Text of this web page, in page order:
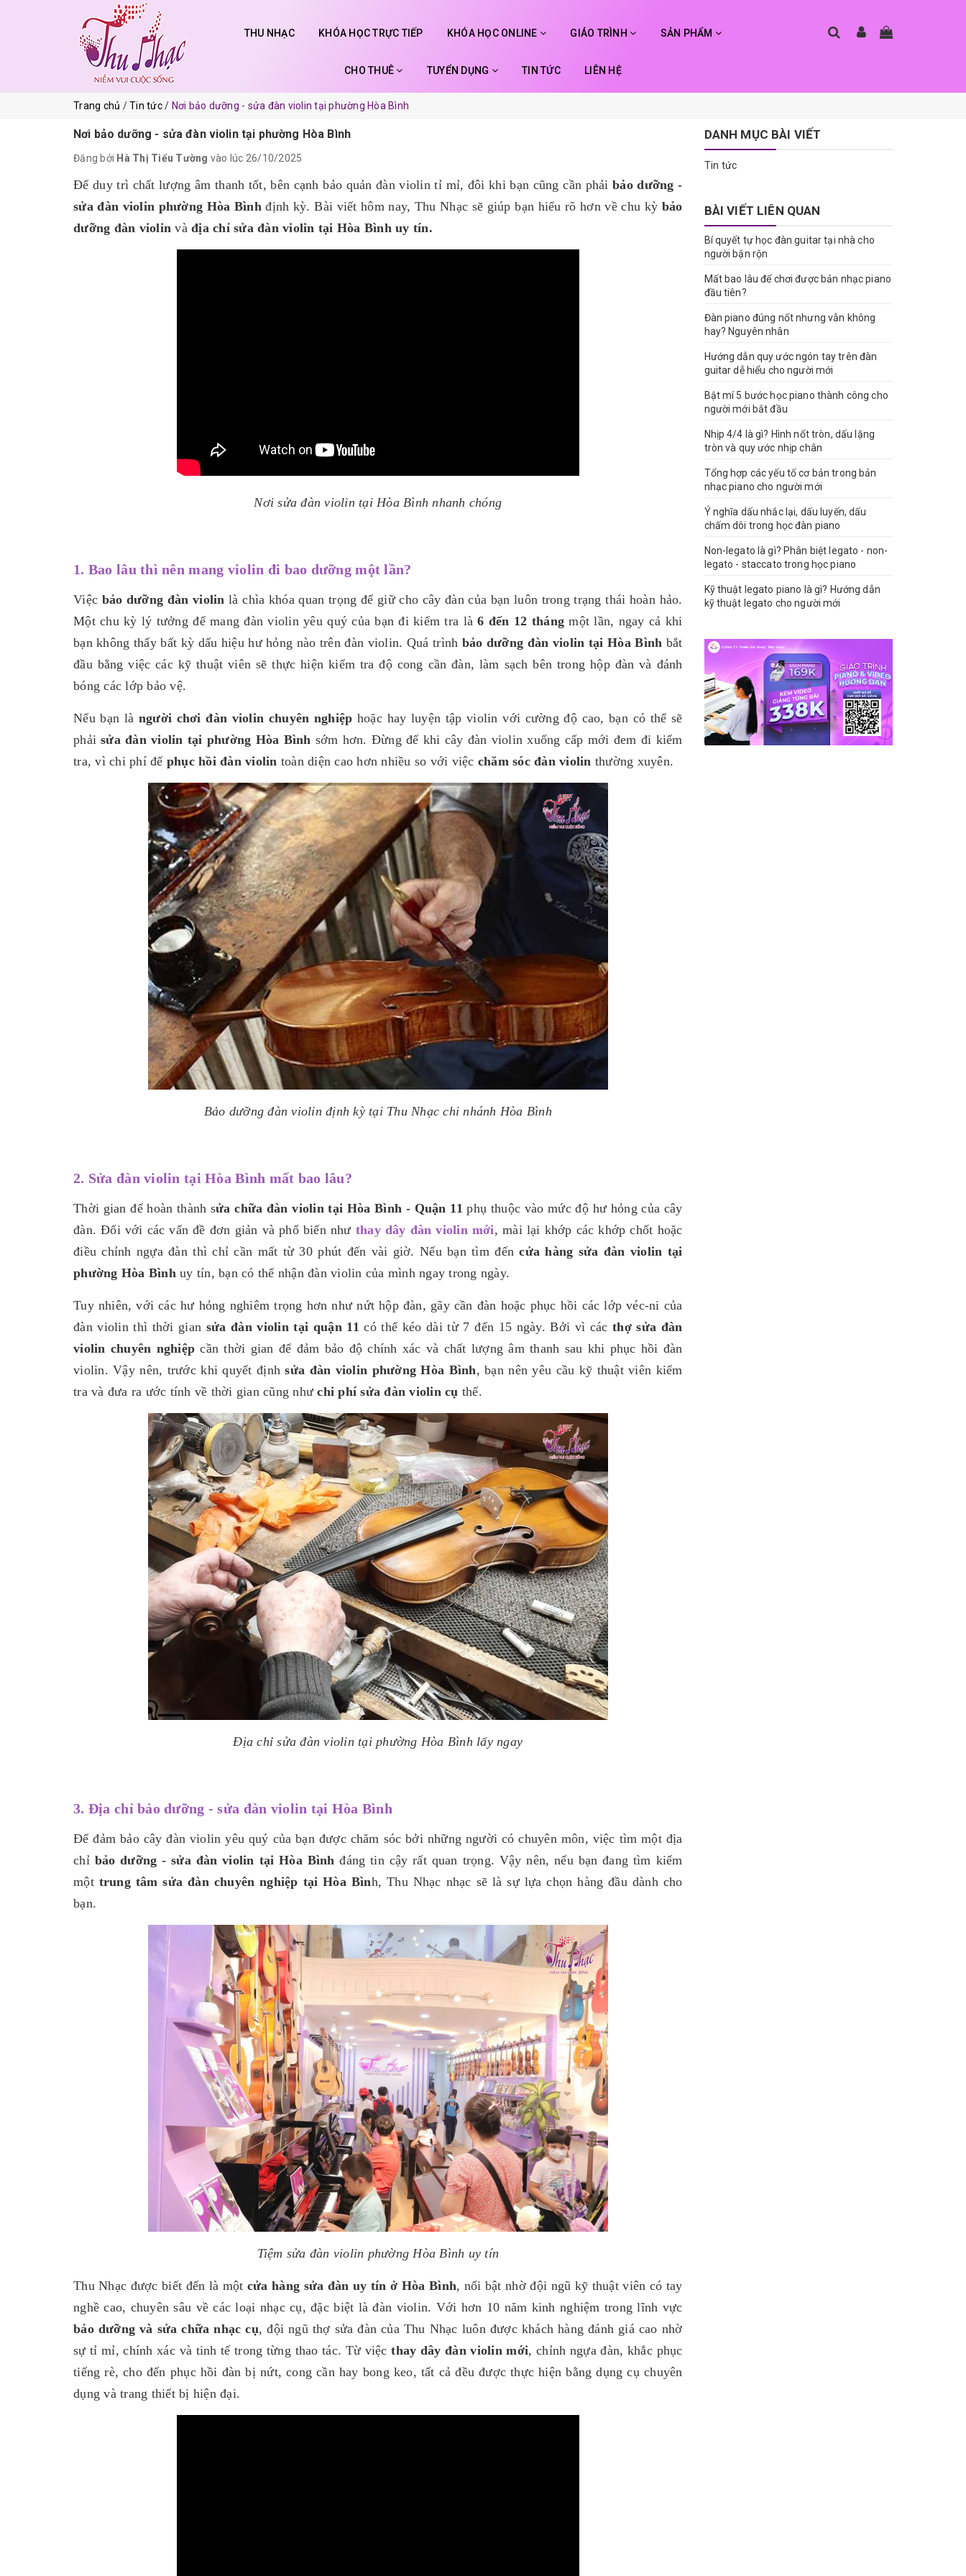
THU NHẠC KHÓA HỌC TRỰC TIẾP KHÓA HỌC ONLINE GIÁO TRÌNH SẢN PHẨM
CHO THUÊ TUYỂN DỤNG TIN TỨC LIÊN HỆ
Trang chủ Tin tức Nơi bảo dưỡng - sửa đàn violin tại phường Hòa Bình
Nơi bảo dưỡng - sửa đàn violin tại phường Hòa Bình
Đăng bởi Hà Thị Tiểu Tường vào lúc 26/10/2025
Để duy trì chất lượng âm thanh tốt, bên cạnh bảo quản đàn violin tỉ mỉ, đôi khi bạn cũng cần phảibảo dưỡng -
sửa đàn violin phường Hòa Bìnhđịnh kỳ. Bài viết hôm nay, Thu Nhạc sẽ giúp bạn hiểu rõ hơn về chu kỳ bảo
dưỡng đàn violin và địa chỉ sửa đàn violin tại Hòa Bình uy tín.
Nơi sửa đàn violin tại Hòa Bình nhanh chóng
1. Bao lâu thì nên mang violin đi bao dưỡng một lần?
Việc bảo dưỡng đàn violin là chìa khóa quan trọng để giữ cho cây đàn của bạn luôn trong trạng thái hoàn hảo.
Một chu kỳ lý tưởng để mang đàn violin yêu quý của bạn đi kiểm tra là6 đến 12 tháng một lần, ngay cả khi
bạn không thấy bất kỳ dấu hiệu hư hỏng nào trên đàn violin. Quá trình bảo dưỡng đàn violin tại Hòa Bình bắt
đầu bằng việc các kỹ thuật viên sẽ thực hiện kiểm tra độ cong cần đàn, làm sạch bên trong hộp đàn và đánh
bóng các lớp bảo vệ.
Nếu bạn là người chơi đàn violin chuyên nghiệp hoặc hay luyện tập violin với cường độ cao, bạn có thể sẽ
phải sửa đàn violin tại phường Hòa Bình sớm hơn. Đừng để khi cây đàn violin xuống cấp mới đem đi kiểm
tra, vì chi phí để phục hồi đàn violin toàn diện cao hơn nhiều so với việc chăm sóc đàn violin thường xuyên.
Bảo dưỡng đàn violin định kỳ tại Thu Nhạc chi nhánh Hòa Bình
2. Sửa đàn violin tại Hòa Bình mất bao lâu?
Thời gian để hoàn thành sửa chữa đàn violin tại Hòa Bình - Quận 11phụ thuộc vào mức độ hư hỏng của cây
đàn. Đối với các vấn đề đơn giản và phổ biến như thay dây đàn violin mới, mài lại khớp các khớp chốt hoặc
điều chỉnh ngựa đàn thì chỉ cần mất từ 30 phút đến vài giờ. Nếu bạn tìm đếncửa hàng sửa đàn violin tại
phường Hòa Bình uy tín, bạn có thể nhận đàn violin của mình ngay trong ngày.
Tuy nhiên, với các hư hỏng nghiêm trọng hơn như nứt hộp đàn, gãy cần đàn hoặc phục hồi các lớp véc-ni của
đàn violin thì thời gian sửa đàn violin tại quận 11 có thể kéo dài từ 7 đến 15 ngày. Bởi vì cácthợ sửa đàn
violin chuyên nghiệp cần thời gian để đảm bảo độ chính xác và chất lượng âm thanh sau khi phục hồi đàn
violin. Vậy nên, trước khi quyết địnhsửa đàn violin phường Hòa Bình, bạn nên yêu cầu kỹ thuật viên kiểm
tra và đưa ra ước tính về thời gian cũng nhưchi phí sửa đàn violin cụ thể.
Địa chỉ sửa đàn violin tại phường Hòa Bình lấy ngay
3. Địa chỉ bảo dưỡng - sửa đàn violin tại Hòa Bình
Để đảm bảo cây đàn violin yêu quý của bạn được chăm sóc bởi những người có chuyên môn, việc tìm một địa
chỉ bảo dưỡng - sửa đàn violin tại Hòa Bình đáng tin cậy rất quan trọng. Vậy nên, nếu bạn đang tìm kiếm
mộttrung tâm sửa đàn chuyên nghiệp tại Hòa Bình, Thu Nhạc nhạc sẽ là sự lựa chọn hàng đầu dành cho
bạn.
Tiệm sửa đàn violin phường Hòa Bình uy tín
Thu Nhạc được biết đến là một cửa hàng sửa đàn uy tín ở Hòa Bình, nổi bật nhờ đội ngũ kỹ thuật viên có tay
nghề cao, chuyên sâu về các loại nhạc cụ, đặc biệt là đàn violin. Với hơn 10 năm kinh nghiệm trong lĩnh vực
bảo dưỡng và sửa chữa nhạc cụ, đội ngũ thợ sửa đàn của Thu Nhạc luôn được khách hàng đánh giá cao nhờ
sự tỉ mỉ, chính xác và tinh tế trong từng thao tác. Từ việc thay dây đàn violin mới, chỉnh ngựa đàn, khắc phục
tiếng rè, cho đến phục hồi đàn bị nứt, cong cần hay bong keo, tất cả đều được thực hiện bằng dụng cụ chuyên
dụng và trang thiết bị hiện đại.
DANH MỤC BÀI VIẾT
Tin tức
BÀI VIẾT LIÊN QUAN
Bí quyết tự học đàn guitar tại nhà cho
người bận rộn
Mất bao lâu để chơi được bản nhạc piano
đầu tiên?
Đàn piano đúng nốt nhưng vẫn không
hay? Nguyên nhân
Hướng dẫn quy ước ngón tay trên đàn
guitar dễ hiểu cho người mới
Bật mí 5 bước học piano thành công cho
người mới bắt đầu
Nhịp 4/4 là gì? Hình nốt tròn, dấu lặng
tròn và quy ước nhịp chân
Tổng hợp các yếu tố cơ bản trong bản
nhạc piano cho người mới
Ý nghĩa dấu nhắc lại, dấu luyến, dấu
chấm dôi trong học đàn piano
Non-legato là gì? Phân biệt legato - non-
legato - staccato trong học piano
Kỹ thuật legato piano là gì? Hướng dẫn
kỹ thuật legato cho người mới